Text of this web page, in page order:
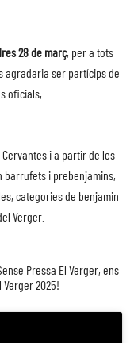
28 de març, per a tots
agradaria ser partícips de
oficials,
i a partir de les
barrufets i prebenjamins,
categories de benjamin
Verger.
Pressa El Verger, ens
Verger 2025!